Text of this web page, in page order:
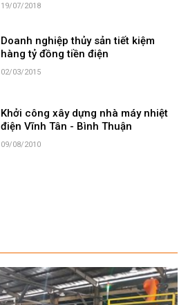
19/07/2018
Doanh nghiệp thủy sản tiết kiệm
hàng tỷ đồng tiền điện
02/03/2015
Khởi công xây dựng nhà máy nhiệt
điện Vĩnh Tân - Bình Thuận
09/08/2010